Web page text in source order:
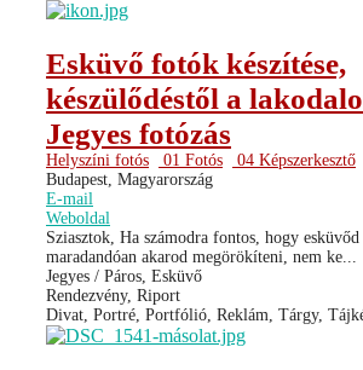
Esküvő fotók készítése,
készülődéstől a
Jegyes fotózás
Helyszíni fotós 01 Fotós
04 Képszerkesztő
Budapest, Magyarország
E-mail
Weboldal
Sziasztok, Ha számodra fontos, hogy esküvőd
maradandóan akarod megörökíteni, nem ke...
Jegyes / Páros, Esküvő
Rendezvény, Riport
Divat, Portré, Portfólió, Reklám, Tárgy,